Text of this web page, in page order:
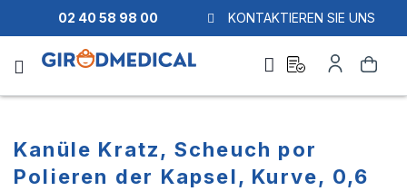
02 40 58 98 00 KONTAKTIEREN SIE UNS
Suche
quote
Konto
Kanüle Kratz, Scheuch por
Polieren der Kapsel, Kurve, 0,6